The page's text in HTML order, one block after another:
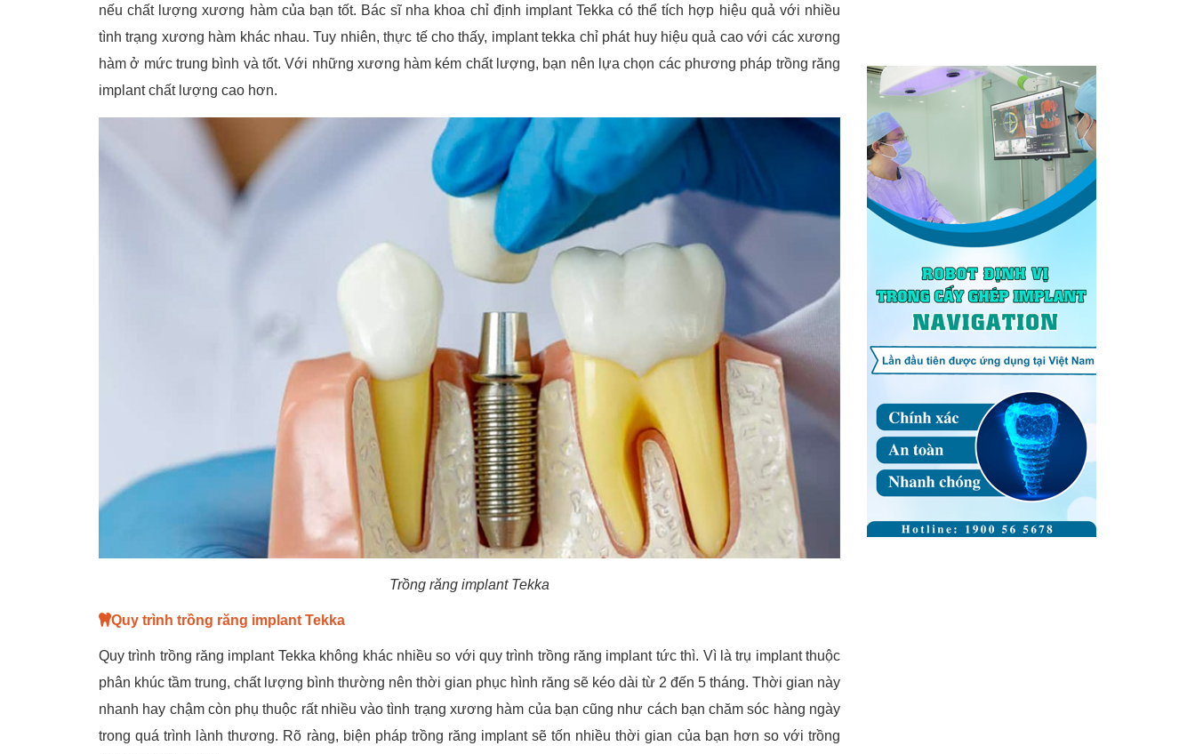
nếu chất lượng xương hàm của bạn tốt. Bác sĩ nha khoa chỉ định implant Tekka có thể tích hợp hiệu quả với nhiều
tình trạng xương hàm khác nhau. Tuy nhiên, thực tế cho thấy, implant tekka chỉ phát huy hiệu quả cao với các xương
hàm ở mức trung bình và tốt. Với những xương hàm kém chất lượng, bạn nên lựa chọn các phương pháp trồng răng
implant chất lượng cao hơn.
Trồng răng implant Tekka
Quy trình trồng răng implant Tekka
Quy trình trồng răng implant Tekka không khác nhiều so với quy trình trồng răng implant tức thì. Vì là trụ implant thuộc
phân khúc tầm trung, chất lượng bình thường nên thời gian phục hình răng sẽ kéo dài từ 2 đến 5 tháng. Thời gian này
nhanh hay chậm còn phụ thuộc rất nhiều vào tình trạng xương hàm của bạn cũng như cách bạn chăm sóc hàng ngày
trong quá trình lành thương. Rõ ràng, biện pháp trồng răng implant sẽ tốn nhiều thời gian của bạn hơn so với trồng